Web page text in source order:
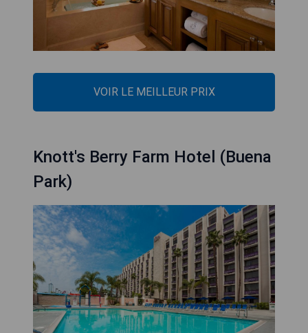
VOIR LE MEILLEUR PRIX
Knott's Berry Farm Hotel (Buena
Park)